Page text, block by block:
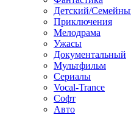
Детский/
Приключения
Мелодрама
Ужасы
Документальный
Мультфильм
Сериалы
Vocal-Trance
Софт
Авто